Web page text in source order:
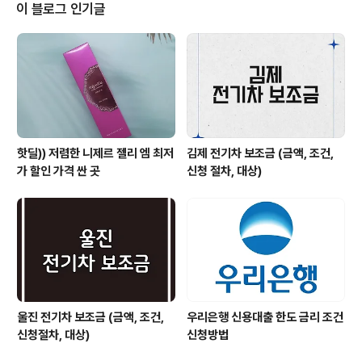
이 블로그 인기글
핫딜)) 저렴한 니제르 젤리 엠 최저
가 할인 가격 싼 곳
김제 전기차 보조금 (금액, 조건,
신청 절차, 대상)
울진 전기차 보조금 (금액, 조건,
신청절차, 대상)
우리은행 신용대출 한도 금리 조건
신청방법